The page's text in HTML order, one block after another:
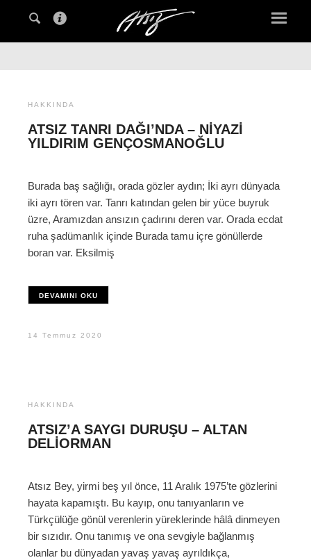
HAKKINDA
ATSIZ TANRI DAĞI’NDA – NIYAZI
YILDIRIM GENÇOSMANOĞLU
Burada baş sağlığı, orada gözler aydın; İki ayrı dünyada
iki ayrı tören var. Tanrı katından gelen bir yüce buyruk
üzre, Aramızdan ansızın çadırını deren var. Orada ecdat
ruha şadümanlık içinde Burada tamu içre gönüllerde
boran var. Eksilmiş
DEVAMINI OKU
14 Temmuz 2020
HAKKINDA
ATSIZ’A SAYGI DURUŞU – ALTAN
DELIORMAN
Atsız Bey, yirmi beş yıl önce, 11 Aralık 1975’te gözlerini
hayata kapamıştı. Bu kayıp, onu tanıyanların ve
Türkçülüğe gönül verenlerin yüreklerinde hâlâ dinmeyen
bir sızıdır. Onu tanımış ve ona sevgiyle bağlanmış
olanlar bu dünyadan yavaş yavaş ayrıldıkça,